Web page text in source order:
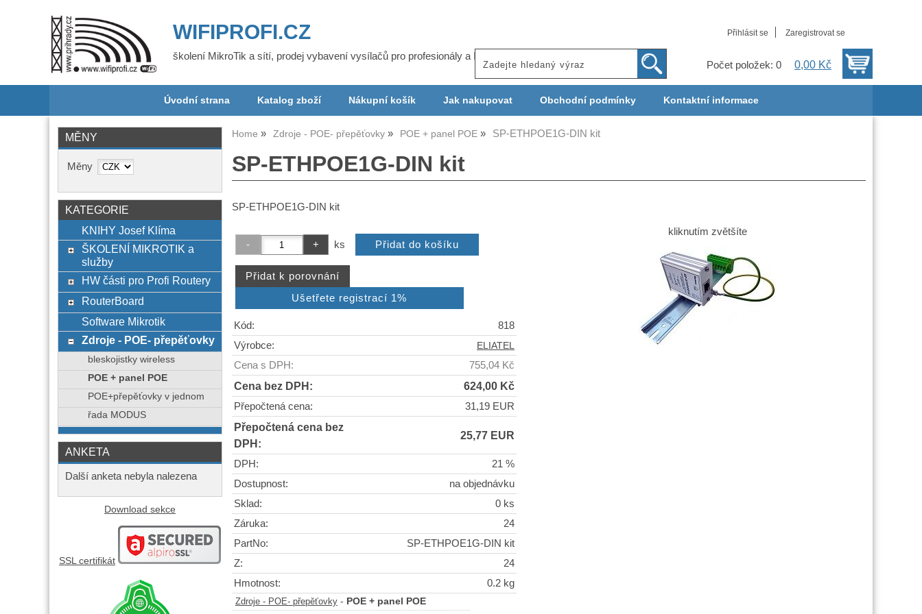
Přihlásit se Zaregistrovat se
Počet položek: 0 0,00 Kč
WIFIPROFI.CZ
školení MikroTik a sítí, prodej vybavení vysílačů pro profesionály a ISP
Úvodní strana Katalog zboží Nákupní košík Jak nakupovat Obchodní podmínky Kontaktní informace
Home Zdroje - POE- přepěťovky POE + panel POE SP-ETHPOE1G-DIN kit
SP-ETHPOE1G-DIN kit
SP-ETHPOE1G-DIN kit
kliknutím zvětšíte
ks
Kód:
818
Výrobce:
ELIATEL
Cena s DPH: 755,04 Kč
Cena bez DPH: 624,00 Kč
Přepočtená cena: 31,19 EUR
Přepočtená cena bez
DPH:
25,77 EUR
DPH:
21 %
Dostupnost:
na objednávku
Sklad:
0 ks
Záruka:
24
PartNo:
SP-ETHPOE1G-DIN kit
Z:
24
Hmotnost:
0.2 kg
Zdroje - POE- přepěťovky - POE + panel POE
MĚNY
Měny
KATEGORIE
KNIHY Josef Klíma
ŠKOLENÍ MIKROTIK a
služby
HW části pro Profi Routery
RouterBoard
Software Mikrotik
Zdroje - POE- přepěťovky
bleskojistky wireless
POE + panel POE
POE+přepěťovky v jednom
řada MODUS
ANKETA
Další anketa nebyla nalezena
Download sekce
SSL certifikát